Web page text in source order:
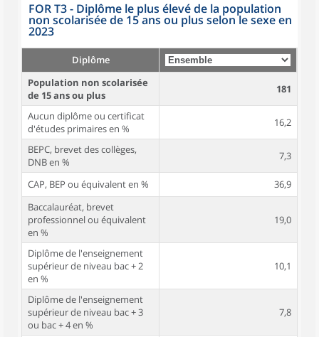
FOR T3 - Diplôme le plus élevé de la population
non scolarisée de 15 ans ou plus selon le sexe en
2023
Diplôme
Population non scolarisée
de 15 ans ou plus
181
Aucun diplôme ou certificat
d'études primaires en %
16,2
BEPC, brevet des collèges,
DNB en %
7,3
CAP, BEP ou équivalent en %
36,9
Baccalauréat, brevet
professionnel ou équivalent
en %
19,0
Diplôme de l'enseignement
supérieur de niveau bac + 2
en %
10,1
Diplôme de l'enseignement
supérieur de niveau bac + 3
ou bac + 4 en %
7,8